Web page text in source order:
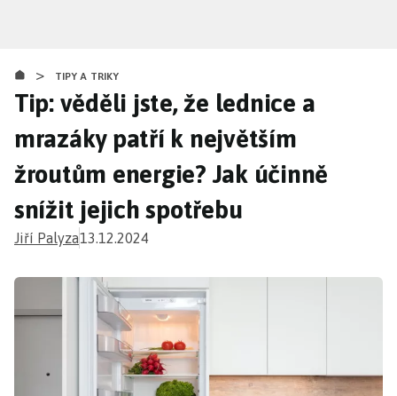
obsahu
> TIPY A TRIKY
Tip: věděli jste, že lednice a
mrazáky patří k největším
žroutům energie? Jak účinně
snížit jejich spotřebu
Jiří Palyza13.12.2024